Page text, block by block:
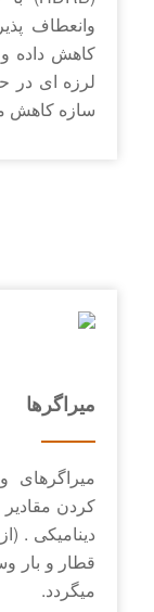
وانعطاف
کاهش داده و
سازه کاهش
میراگرها
کردن مقادیر
دینامیکی .
قطار و بار
می­گردد.